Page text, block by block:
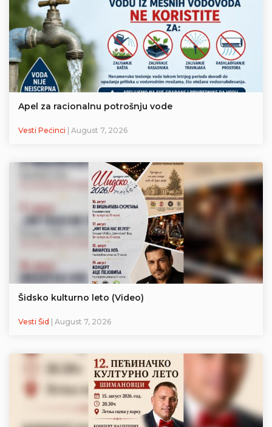
Apel za racionalnu potrošnju vode
Vesti Pećinci | August 7, 2026
Šidsko kulturno leto (Video)
Vesti Šid | August 7, 2026